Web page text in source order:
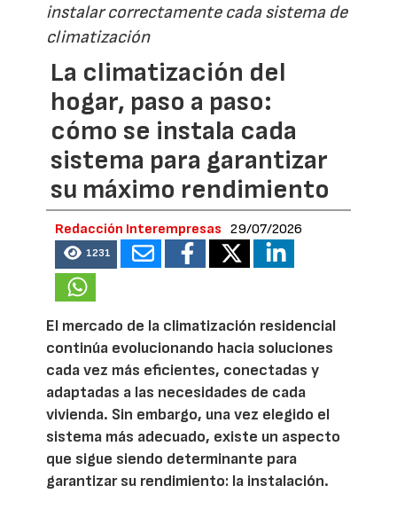
instalar correctamente cada sistema de
climatización
La climatización del
hogar, paso a paso:
cómo se instala cada
sistema para garantizar
su máximo rendimiento
Redacción Interempresas 29/07/2026
1231
El mercado de la climatización residencial
continúa evolucionando hacia soluciones
cada vez más eficientes, conectadas y
adaptadas a las necesidades de cada
vivienda. Sin embargo, una vez elegido el
sistema más adecuado, existe un aspecto
que sigue siendo determinante para
garantizar su rendimiento: la instalación.